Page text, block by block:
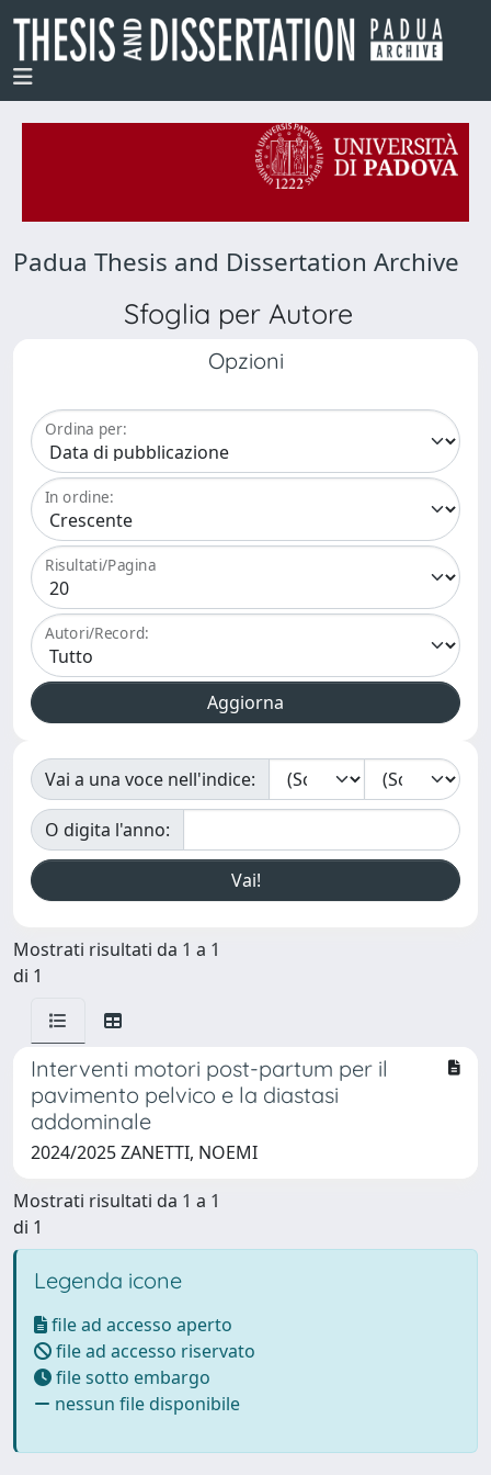
Padua Thesis and Dissertation Archive
Sfoglia per Autore
Opzioni
Ordina per:
In ordine:
Risultati/Pagina
Autori/Record:
Vai a una voce nell'indice:
O digita l'anno:
Mostrati risultati da 1 a 1
di 1
Interventi motori post-partum per il
pavimento pelvico e la diastasi
addominale
2024/2025 ZANETTI, NOEMI
Mostrati risultati da 1 a 1
di 1
Legenda icone
file ad accesso aperto
file ad accesso riservato
file sotto embargo
nessun file disponibile